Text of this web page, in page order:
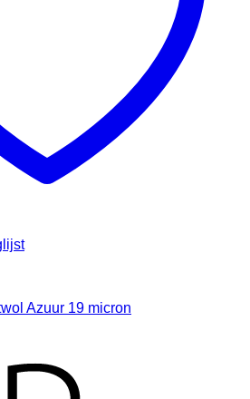
Azuur 19 micron